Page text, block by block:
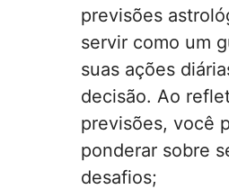
previsões
servir como um
suas ações
decisão. Ao
previsões, você
ponderar sobre
desafios;